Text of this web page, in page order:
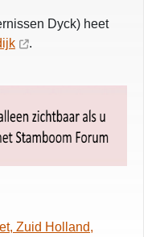
Dyck) heet
.
Zuid Holland,